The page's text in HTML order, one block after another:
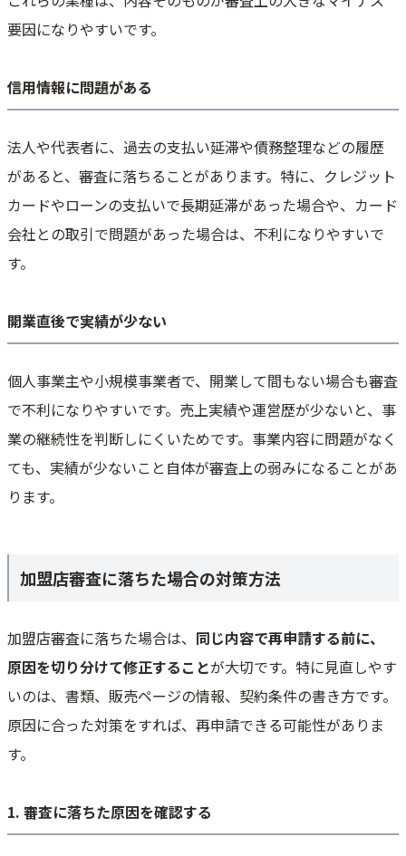
要因になりやすいです。
信用情報に問題がある
法人や代表者に、過去の支払い延滞や債務整理などの履歴
があると、審査に落ちることがあります。特に、クレジット
カードやローンの支払いで長期延滞があった場合や、カード
会社との取引で問題があった場合は、不利になりやすいで
す。
開業直後で実績が少ない
個人事業主や小規模事業者で、開業して間もない場合も審査
で不利になりやすいです。売上実績や運営歴が少ないと、事
業の継続性を判断しにくいためです。事業内容に問題がなく
ても、実績が少ないこと自体が審査上の弱みになることがあ
ります。
加盟店審査に落ちた場合の対策方法
加盟店審査に落ちた場合は、 同じ内容で再申請する前に、
原因を切り分けて修正することが大切です。特に見直しやす
いのは、書類、販売ページの情報、契約条件の書き方です。
原因に合った対策をすれば、再申請できる可能性がありま
す。
1. 審査に落ちた原因を確認する